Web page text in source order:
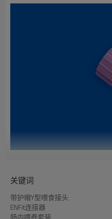
必趣医疗生产带护帽Y型喂食
关键词
带护帽Y型喂食接头
ENFit连接器
肠内喂养套装